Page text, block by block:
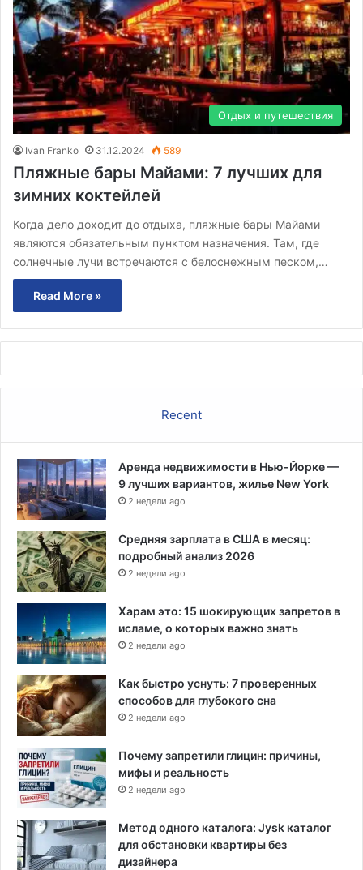
Отдых и путешествия
Ivan Franko 31.12.2024 589
Пляжные бары Майами: 7 лучших для
зимних коктейлей
Когда дело доходит до отдыха, пляжные бары Майами
являются обязательным пунктом назначения. Там, где
солнечные лучи встречаются с белоснежным песком,…
Read More »
Recent
Аренда недвижимости в Нью-Йорке —
9 лучших вариантов, жилье New York
2 недели ago
Средняя зарплата в США в месяц:
подробный анализ 2026
2 недели ago
Харам это: 15 шокирующих запретов в
исламе, о которых важно знать
2 недели ago
Как быстро уснуть: 7 проверенных
способов для глубокого сна
2 недели ago
Почему запретили глицин: причины,
мифы и реальность
2 недели ago
Метод одного каталога: Jysk каталог
для обстановки квартиры без
дизайнера